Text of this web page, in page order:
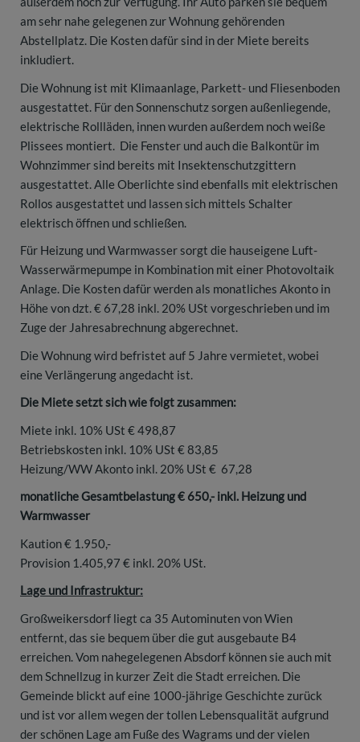
am sehr nahe gelegenen zur Wohnung gehörenden
Abstellplatz. Die Kosten dafür sind in der Miete bereits
inkludiert.
Die Wohnung ist mit Klimaanlage, Parkett- und Fliesenboden
ausgestattet. Für den Sonnenschutz sorgen außenliegende,
elektrische Rollläden, innen wurden außerdem noch weiße
Plissees montiert. Die Fenster und auch die Balkontür im
Wohnzimmer sind bereits mit Insektenschutzgittern
ausgestattet. Alle Oberlichte sind ebenfalls mit elektrischen
Rollos ausgestattet und lassen sich mittels Schalter
elektrisch öffnen und schließen.
Für Heizung und Warmwasser sorgt die hauseigene Luft-
Wasserwärmepumpe in Kombination mit einer Photovoltaik
Anlage. Die Kosten dafür werden als monatliches Akonto in
Höhe von dzt. € 67,28 inkl. 20% USt vorgeschrieben und im
Zuge der Jahresabrechnung abgerechnet.
Die Wohnung wird befristet auf 5 Jahre vermietet, wobei
eine Verlängerung angedacht ist.
Die Miete setzt sich wie folgt zusammen:
Miete inkl. 10% USt € 498,87
Betriebskosten inkl. 10% USt € 83,85
Heizung/WW Akonto inkl. 20% USt € 67,28
monatliche Gesamtbelastung € 650,- inkl. Heizung und
Warmwasser
Kaution € 1.950,-
Provision 1.405,97 € inkl. 20% USt.
Lage und Infrastruktur:
Großweikersdorf liegt ca 35 Autominuten von Wien
entfernt, das sie bequem über die gut ausgebaute B4
erreichen. Vom nahegelegenen Absdorf können sie auch mit
dem Schnellzug in kurzer Zeit die Stadt erreichen. Die
Gemeinde blickt auf eine 1000-jährige Geschichte zurück
und ist vor allem wegen der tollen Lebensqualität aufgrund
der schönen Lage am Fuße des Wagrams und der vielen